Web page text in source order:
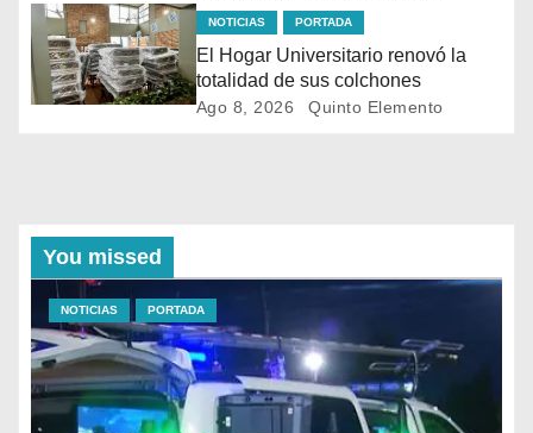
NOTICIAS PORTADA
El Hogar Universitario renovó la
totalidad de sus colchones
Ago 8, 2026 Quinto Elemento
You missed
NOTICIAS PORTADA